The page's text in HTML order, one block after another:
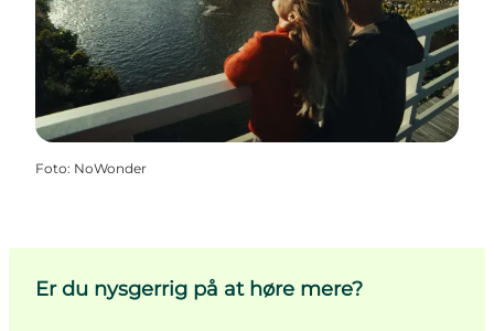
Foto: NoWonder
Er du nysgerrig på at høre mere?